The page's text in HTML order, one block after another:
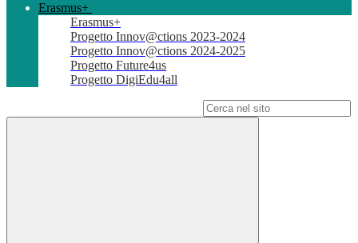
Erasmus+
Erasmus+
Progetto Innov@ctions 2023-2024
Progetto Innov@ctions 2024-2025
Progetto Future4us
Progetto DigiEdu4all